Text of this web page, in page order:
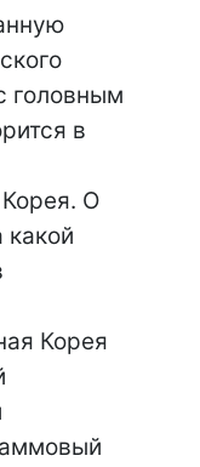
головным
в
О
какой
Корея